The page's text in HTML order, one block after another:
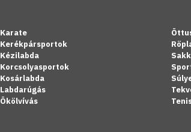
Karate
Kerékpársportok
Kézilabda
Korcsolyasportok
Kosárlabda
Labdarúgás
Ökölvívás
Sakk